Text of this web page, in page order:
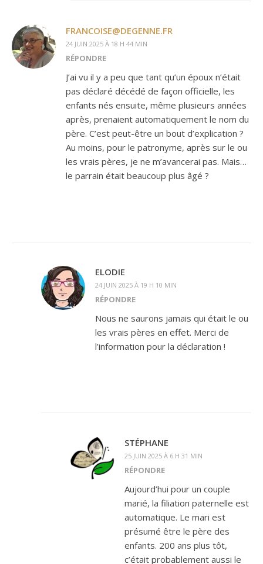
FRANCOISE@DEGENNE.FR
24 JUIN 2025 À 18 H 44 MIN
RÉPONDRE
J’ai vu il y a peu que tant qu’un époux n’était
pas déclaré décédé de façon officielle, les
enfants nés ensuite, même plusieurs années
après, prenaient automatiquement le nom du
père. C’est peut-être un bout d’explication ?
Au moins, pour le patronyme, après sur le ou
les vrais pères, je ne m’avancerai pas. Mais…
le parrain était beaucoup plus âgé ?
ELODIE
24 JUIN 2025 À 19 H 10 MIN
RÉPONDRE
Nous ne saurons jamais qui était le ou
les vrais pères en effet. Merci de
l’information pour la déclaration !
STÉPHANE
25 JUIN 2025 À 6 H 31 MIN
RÉPONDRE
Aujourd’hui pour un couple
marié, la filiation paternelle est
automatique. Le mari est
présumé être le père des
enfants. 200 ans plus tôt,
c’était probablement aussi le